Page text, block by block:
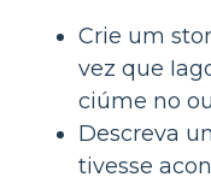
Crie um
vez que
ciúme no
Descreva
tivesse